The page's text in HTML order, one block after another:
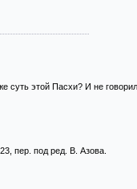
этой Пасхи? И не
пер. под ред. В. Азова.